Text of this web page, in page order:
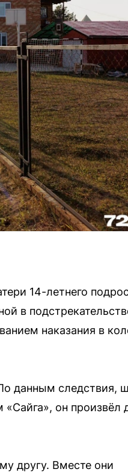
14-летнего
в
наказания в
данным следствия,
он произвёл
другу. Вместе они